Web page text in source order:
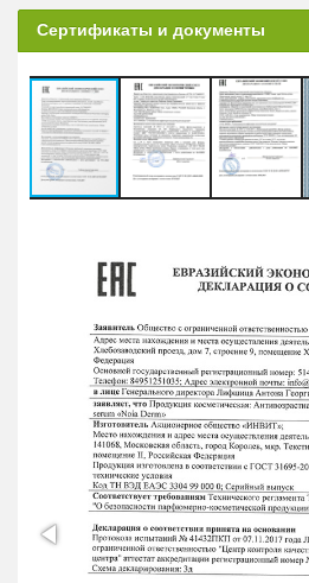
Сертификаты и документы